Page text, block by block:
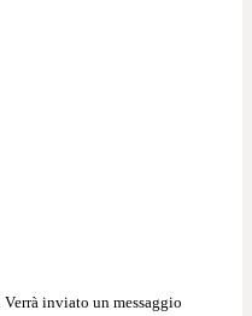
Verrà inviato un messaggio